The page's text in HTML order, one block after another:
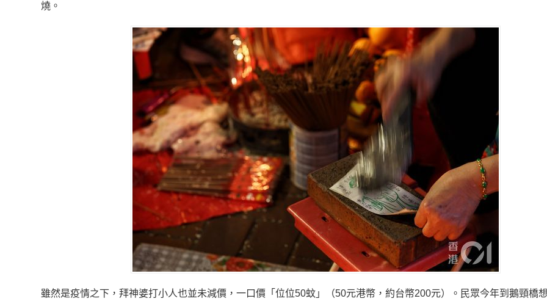
燒。
雖然是疫情之下，拜神婆打小人也並未減價，一口價「位位50蚊」（50元港幣，約台幣200元）。民眾今年到鵝頸橋